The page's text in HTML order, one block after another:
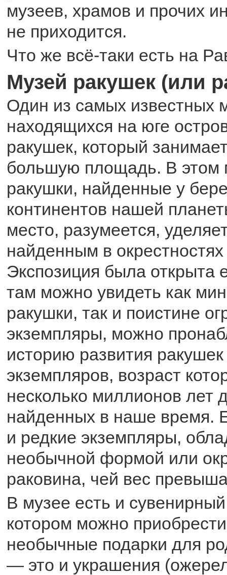
музеев, храмов и прочих
не приходится.
Что же всё-таки есть на
Музей ракушек (или
Один из самых известных
находящихся на юге
ракушек, который
большую площадь. В этом
ракушки, найденные у
континентов нашей
место, разумеется,
найденным в
Экспозиция была открыта
там можно увидеть как
ракушки, так и поистине
экземпляры, можно
историю развития
экземпляров, возраст
несколько миллионов лет
найденных в наше время.
и редкие экземпляры,
необычной формой или
раковина, чей вес
В музее есть и
котором можно
необычные подарки для
— это и украшения